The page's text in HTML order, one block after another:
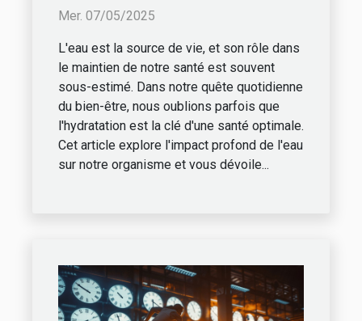
l'eau sur votre bien-être
Mer. 07/05/2025
L'eau est la source de vie, et son rôle dans
le maintien de notre santé est souvent
sous-estimé. Dans notre quête quotidienne
du bien-être, nous oublions parfois que
l'hydratation est la clé d'une santé optimale.
Cet article explore l'impact profond de l'eau
sur notre organisme et vous dévoile...